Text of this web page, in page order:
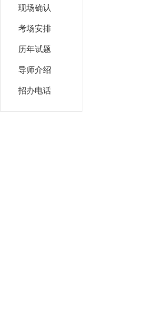
现场确认
考场安排
历年试题
导师介绍
招办电话